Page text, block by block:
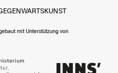
mit Unterstützung von